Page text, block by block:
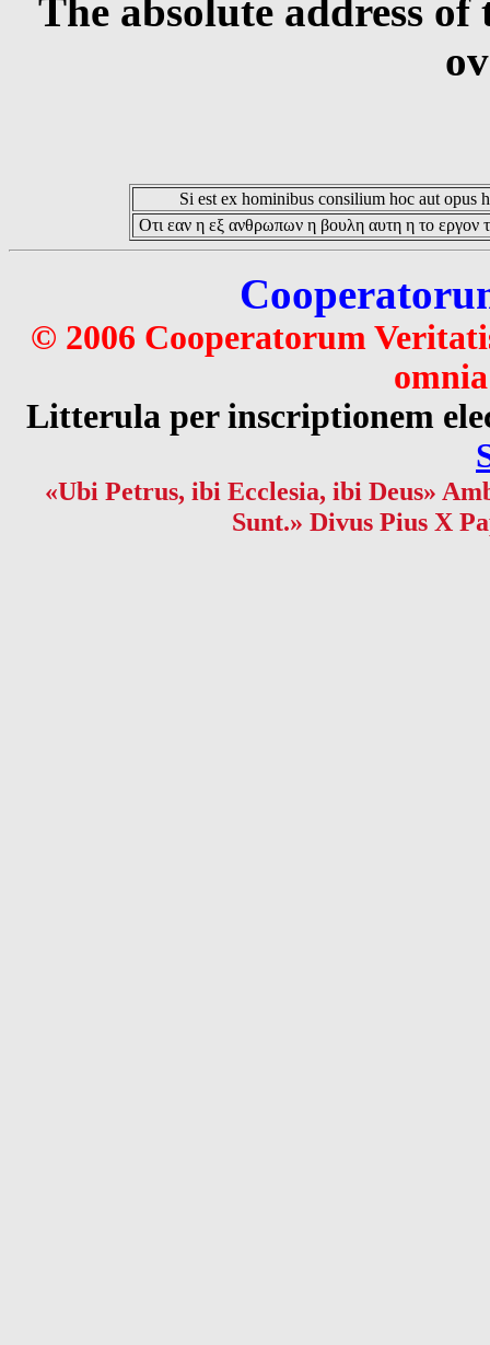
The absolute address
Si est ex hominibus consilium hoc aut opus
Οτι εαν η εξ ανθρωπων η βουλη αυτη η το εργον
© 2006 Cooperatorum
Litterula per inscriptionem
«Ubi Petrus, ibi Ecclesia, ibi Deus»
Sunt.» Divus Pius X